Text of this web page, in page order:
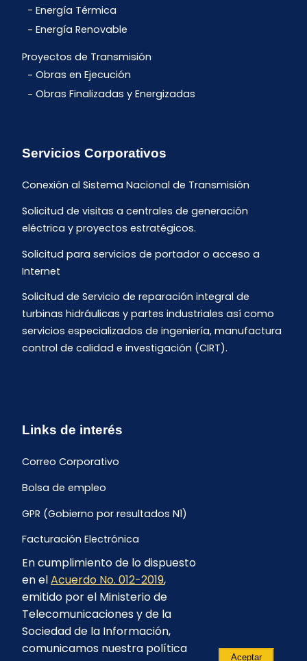
Energía Térmica
Energía Renovable
Proyectos de Transmisión
Obras en Ejecución
Obras Finalizadas y Energizadas
Servicios Corporativos
Conexión al Sistema Nacional de Transmisión
Solicitud de visitas a centrales de generación
eléctrica y proyectos estratégicos.
Solicitud para servicios de portador o acceso a
Internet
Solicitud de Servicio de reparación integral de
turbinas hidráulicas y partes industriales así como
servicios especializados de ingeniería, manufactura
control de calidad e investigación (CIRT).
Links de interés
Correo Corporativo
Bolsa de empleo
GPR (Gobierno por resultados N1)
Facturación Electrónica
Archivo Histórico de Facturación
Portal Ambiental y Social
Proyecto Geotérmico Chachimbiro
Contratación consultoría mediante “Lista Corta”
En cumplimiento de lo dispuesto
en elAcuerdo No. 012-2019,
emitido por el Ministerio de
Telecomunicaciones y de la
Sociedad de la Información,
comunicamos nuestra política
Aceptar